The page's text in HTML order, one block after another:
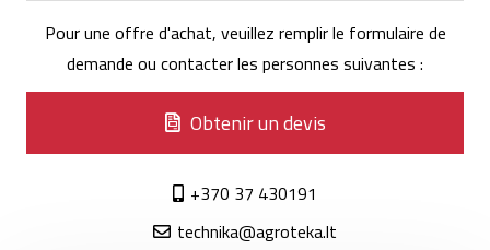
Pour une offre d'achat, veuillez remplir le formulaire de
demande ou contacter les personnes suivantes :
Obtenir un devis
+370 37 430191
technika@agroteka.lt